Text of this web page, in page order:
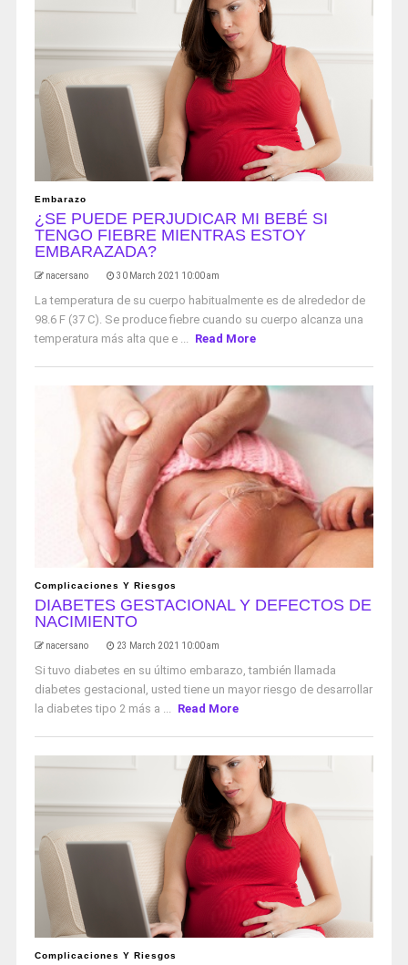
Embarazo
¿SE PUEDE PERJUDICAR MI BEBÉ SI
TENGO FIEBRE MIENTRAS ESTOY
EMBARAZADA?
nacersano 30 March 2021 10:00 am
La temperatura de su cuerpo habitualmente es de alrededor de
98.6 F (37 C). Se produce fiebre cuando su cuerpo alcanza una
temperatura más alta que e ... Read More
Complicaciones Y Riesgos
DIABETES GESTACIONAL Y DEFECTOS DE
NACIMIENTO
nacersano 23 March 2021 10:00 am
Si tuvo diabetes en su último embarazo, también llamada
diabetes gestacional, usted tiene un mayor riesgo de desarrollar
la diabetes tipo 2 más a ... Read More
Complicaciones Y Riesgos